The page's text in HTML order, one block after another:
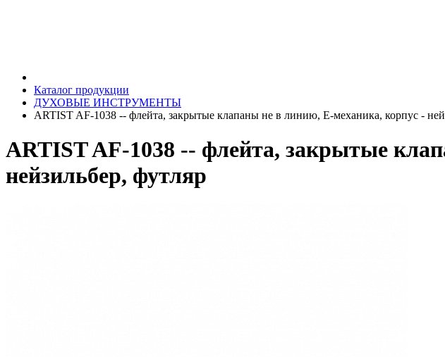
Каталог продукции
ДУХОВЫЕ ИНСТРУМЕНТЫ
ARTIST AF-1038 -- флейта, закрытые клапаны не в линию, Е-механика, корпус -
ARTIST AF-1038 -- флейта, закрытые
нейзильбер, футляр